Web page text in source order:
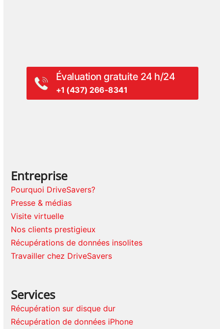
Évaluation gratuite 24 h/24
+1 (437) 266-8341
Entreprise
Pourquoi DriveSavers?
Presse & médias
Visite virtuelle
Nos clients prestigieux
Récupérations de données insolites
Travailler chez DriveSavers
Services
Récupération sur disque dur
Récupération de données iPhone